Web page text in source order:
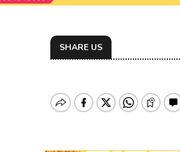
SHARE US